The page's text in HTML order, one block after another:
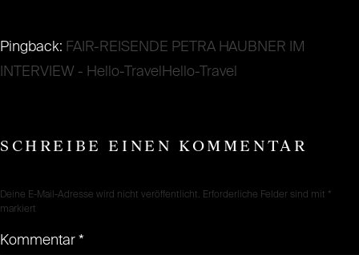
Pingback: FAIR-REISENDE PETRA HAUBNER IM
INTERVIEW - Hello-TravelHello-Travel
SCHREIBE EINEN KOMMENTAR
Deine E-Mail-Adresse wird nicht veröffentlicht. Erforderliche Felder sind mit *
markiert
Kommentar *